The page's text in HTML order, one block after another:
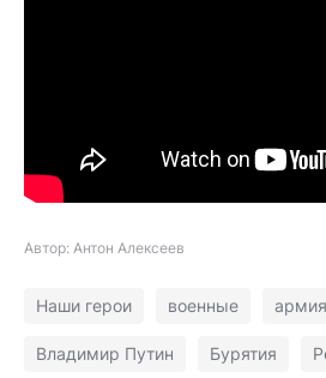
Автор: Антон Алексеев
Наши герои военные армия
Владимир Путин Бурятия